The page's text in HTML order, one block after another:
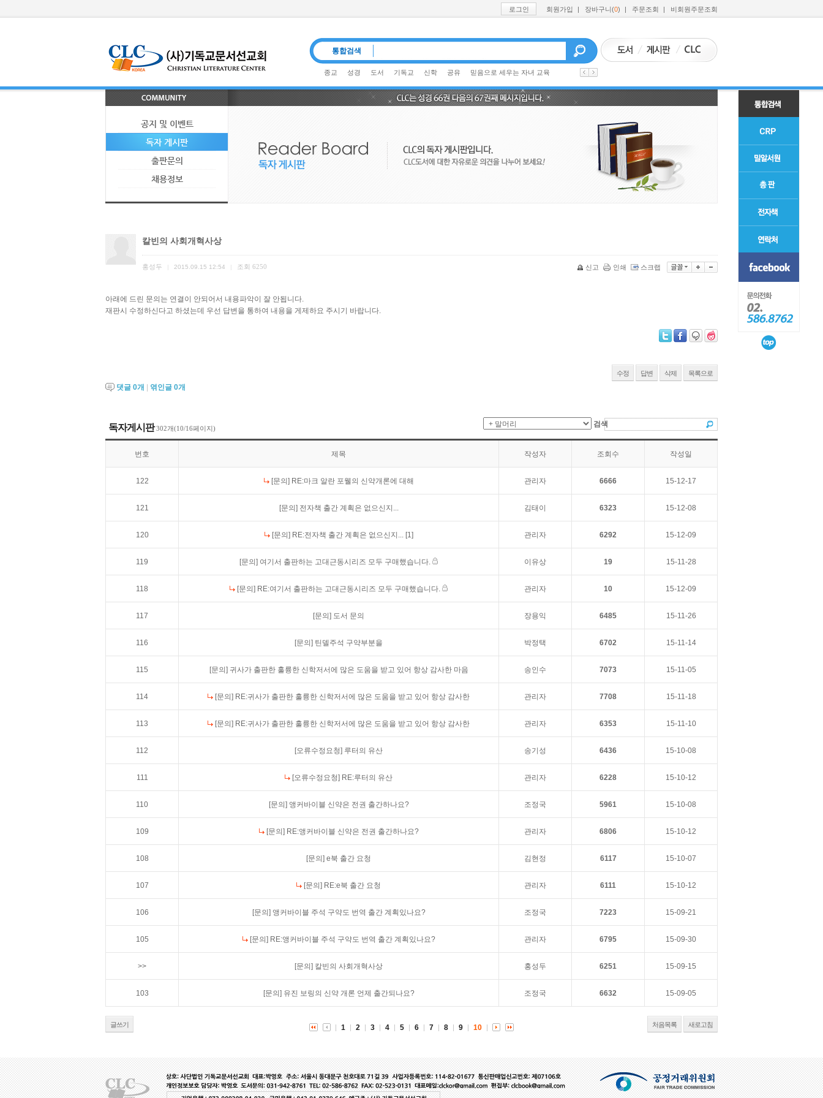
로그인 회원가입 | 장바구니(0) | 주문조회 | 비회원주문조회
통합검색
종교 성경 도서 기독교 신학 공유 믿음으로 세우는 자녀 교육
공지 및 이벤트
독자 게시판
출판문의
채용정보
칼빈의 사회개혁사상
홍성두 2015.09.15 12:54 조회 6250 신고 인쇄 스크랩
아래에 드린 문의는 연결이 안되어서 내용파악이 잘 안됩니다.
재판시 수정하신다고 하셨는데 우선 답변을 통하여 내용을 게제하요 주시기 바랍니다.
수정 답변 삭제 목록으로
댓글 0개 엮인글 0개
독자게시판302개(10/16페이지)
검색
번호 제목 작성자 조회수 작성일
122 [문의] RE:마크 알란 포웰의 신약개론에 대해 관리자 6666 15-12-17
121 [문의] 전자책 출간 계획은 없으신지... 김태이 6323 15-12-08
120 [문의] RE:전자책 출간 계획은 없으신지... [1] 관리자 6292 15-12-09
119 [문의] 여기서 출판하는 고대근동시리즈 모두 구매했습니다. 이유상 19 15-11-28
118 [문의] RE:여기서 출판하는 고대근동시리즈 모두 구매했습니다. 관리자 10 15-12-09
117 [문의] 도서 문의 장용익 6485 15-11-26
116 [문의] 틴델주석 구약부분을 박정택 6702 15-11-14
115 [문의] 귀사가 출판한 훌륭한 신학저서에 많은 도움을 받고 있어 항상 감사한 마음 송인수 7073 15-11-05
114 [문의] RE:귀사가 출판한 훌륭한 신학저서에 많은 도움을 받고 있어 항상 감사한 관리자 7708 15-11-18
113 [문의] RE:귀사가 출판한 훌륭한 신학저서에 많은 도움을 받고 있어 항상 감사한 관리자 6353 15-11-10
112 [오류수정요청] 루터의 유산 송기성 6436 15-10-08
111 [오류수정요청] RE:루터의 유산 관리자 6228 15-10-12
110 [문의] 앵커바이블 신약은 전권 출간하나요? 조정국 5961 15-10-08
109 [문의] RE:앵커바이블 신약은 전권 출간하나요? 관리자 6806 15-10-12
108 [문의] e북 출간 요청 김현정 6117 15-10-07
107 [문의] RE:e북 출간 요청 관리자 6111 15-10-12
106 [문의] 앵커바이블 주석 구약도 번역 출간 계획있나요? 조정국 7223 15-09-21
105 [문의] RE:앵커바이블 주석 구약도 번역 출간 계획있나요? 관리자 6795 15-09-30
>> [문의] 칼빈의 사회개혁사상 홍성두 6251 15-09-15
103 [문의] 유진 보링의 신약 개론 언제 출간되나요? 조정국 6632 15-09-05
글쓰기 처음목록 새로고침
1 2 3 4 5 6 7 8 9 10